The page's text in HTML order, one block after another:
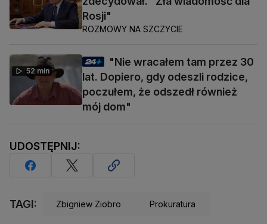
Rosji"
ROZMOWY NA SZCZYCIE
52 min
"Nie wracałem tam przez 30
lat. Dopiero, gdy odeszli rodzice,
poczułem, że odszedł również
mój dom"
UDOSTĘPNIJ:
TAGI: Zbigniew Ziobro Prokuratura